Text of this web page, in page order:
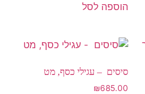
הוספה לסל
סיסים – עגילי כסף, מט
₪685.00